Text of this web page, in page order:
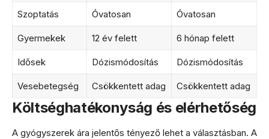
Szoptatás Óvatosan Óvatosan
Gyermekek 12 év felett 6 hónap felett
Idősek Dózismódosítás Dózismódosítás
Vesebetegség Csökkentett adag Csökkentett adag
Költséghatékonyság és elérhetőség
A gyógyszerek ára jelentős tényező lehet a választásban. A